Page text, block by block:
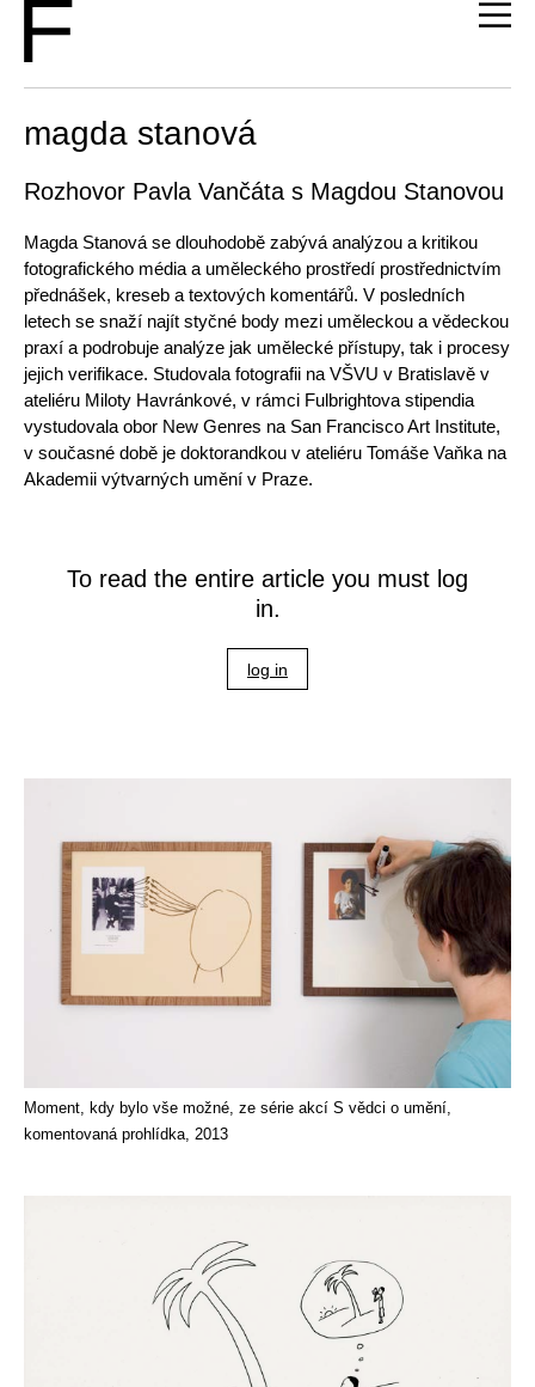
magda stanová
Rozhovor Pavla Vančáta s Magdou Stanovou
Magda Stanová se dlouhodobě zabývá analýzou a kritikou
fotografického média a uměleckého prostředí prostřednictvím
přednášek, kreseb a textových komentářů. V posledních
letech se snaží najít styčné body mezi uměleckou a vědeckou
praxí a podrobuje analýze jak umělecké přístupy, tak i procesy
jejich verifikace. Studovala fotografii na VŠVU v Bratislavě v
ateliéru Miloty Havránkové, v rámci Fulbrightova stipendia
vystudovala obor New Genres na San Francisco Art Institute,
v současné době je doktorandkou v ateliéru Tomáše Vaňka na
Akademii výtvarných umění v Praze.
To read the entire article you must log
in.
log in
Moment, kdy bylo vše možné, ze série akcí S vědci o umění,
komentovaná prohlídka, 2013